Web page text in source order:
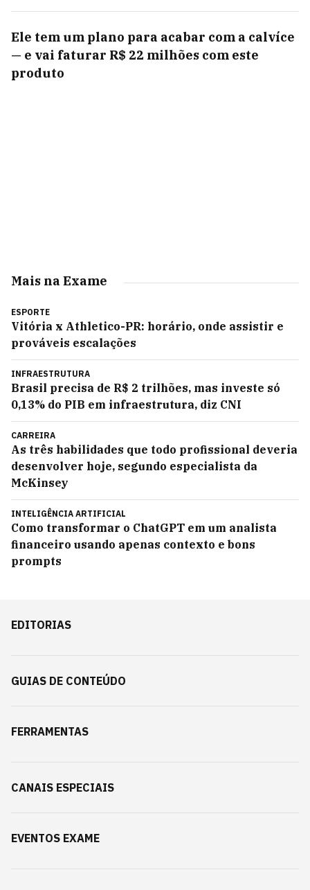
Ele tem um plano para acabar com a calvíce
— e vai faturar R$ 22 milhões com este
produto
Mais na Exame
ESPORTE
Vitória x Athletico-PR: horário, onde assistir e
prováveis escalações
INFRAESTRUTURA
Brasil precisa de R$ 2 trilhões, mas investe só
0,13% do PIB em infraestrutura, diz CNI
CARREIRA
As três habilidades que todo profissional deveria
desenvolver hoje, segundo especialista da
McKinsey
INTELIGÊNCIA ARTIFICIAL
Como transformar o ChatGPT em um analista
financeiro usando apenas contexto e bons
prompts
EDITORIAS
GUIAS DE CONTEÚDO
FERRAMENTAS
CANAIS ESPECIAIS
EVENTOS EXAME